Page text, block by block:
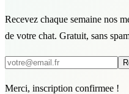
Recevez chaque semaine nos
de votre chat. Gratuit, sans
Merci, inscription confirmee !